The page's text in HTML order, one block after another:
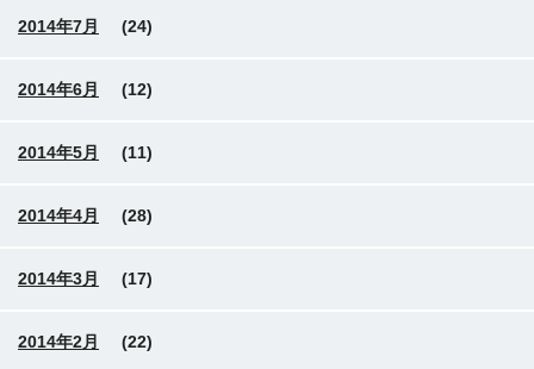
2014年7月 (24)
2014年6月 (12)
2014年5月 (11)
2014年4月 (28)
2014年3月 (17)
2014年2月 (22)